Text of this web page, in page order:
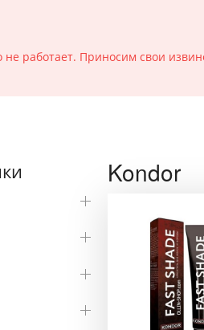
работает. Приносим свои
Kondor